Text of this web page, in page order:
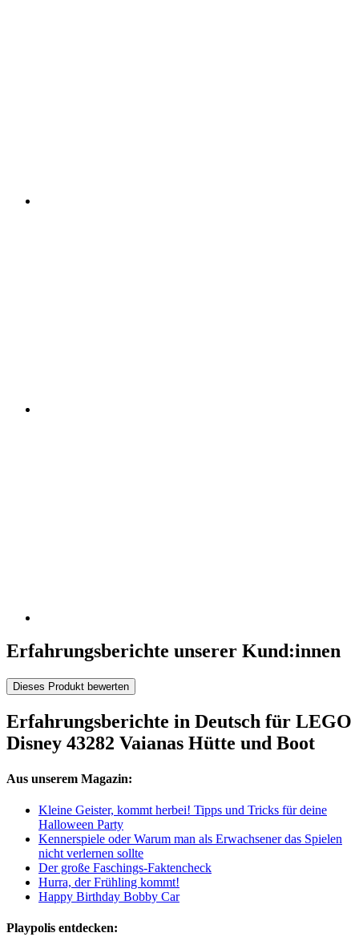
Erfahrungsberichte unserer Kund:innen
Dieses Produkt bewerten
Erfahrungsberichte in Deutsch für LEGO
Disney 43282 Vaianas Hütte und Boot
Aus unserem Magazin:
Kleine Geister, kommt herbei! Tipps und Tricks für deine
Halloween Party
Kennerspiele oder Warum man als Erwachsener das Spielen
nicht verlernen sollte
Der große Faschings-Faktencheck
Hurra, der Frühling kommt!
Happy Birthday Bobby Car
Playpolis entdecken: